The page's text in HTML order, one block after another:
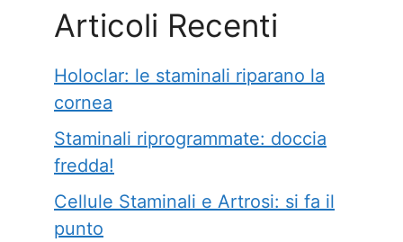
Articoli Recenti
Holoclar: le staminali riparano la
cornea
Staminali riprogrammate: doccia
fredda!
Cellule Staminali e Artrosi: si fa il
punto